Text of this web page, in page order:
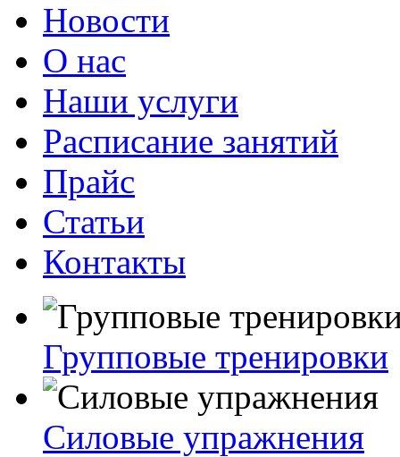
Новости
О нас
Наши услуги
Расписание занятий
Прайс
Статьи
Контакты
Групповые тренировки
Силовые упражнения